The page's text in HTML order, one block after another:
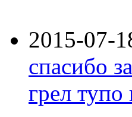
2015-07-
спасибо
грел тупо